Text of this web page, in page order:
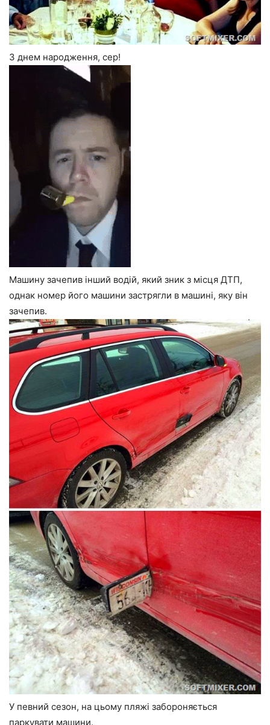
З днем народження, сер!
Машину зачепив інший водій, який зник з місця ДТП,
однак номер його машини застрягли в машині, яку він
зачепив.
У певний сезон, на цьому пляжі забороняється
паркувати машини.